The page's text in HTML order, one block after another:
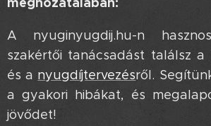
A nyuginyugdij.hu-n
szakértői tanácsadást találsz a
és a nyugdíjtervezésről.
a gyakori hibákat, és
jövődet!